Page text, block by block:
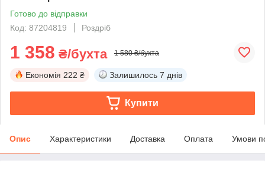
Готово до відправки
Код: 87204819
Роздріб
1 358 ₴/бухта 1 580 ₴/бухта
Економія 222 ₴ Залишилось 7 днів
Купити
Опис Характеристики Доставка Оплата Умови